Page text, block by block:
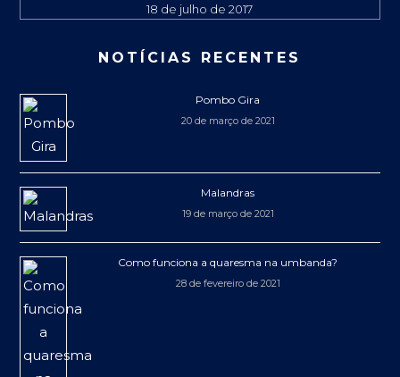
18 de julho de 2017
NOTÍCIAS RECENTES
Pombo Gira
20 de março de 2021
Malandras
19 de março de 2021
Como funciona a quaresma na umbanda?
28 de fevereiro de 2021